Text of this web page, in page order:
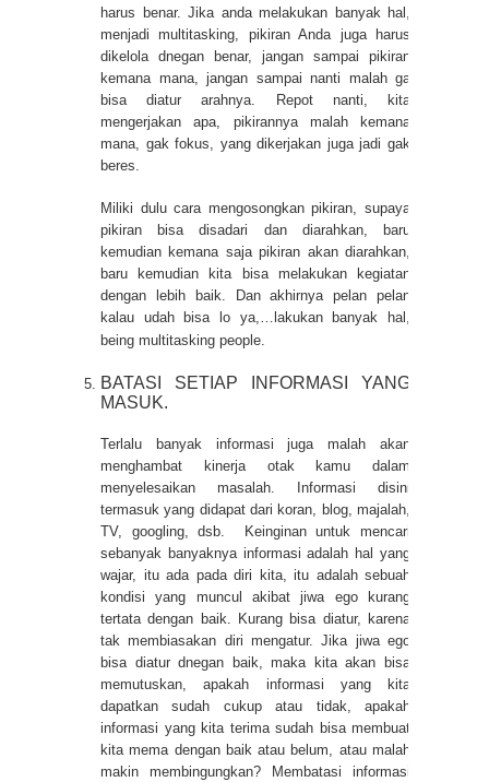
harus benar. Jika anda melakukan banyak hal,
menjadi multitasking, pikiran Anda juga harus
dikelola dnegan benar, jangan sampai pikiran
kemana mana, jangan sampai nanti malah ga
bisa diatur arahnya. Repot nanti, kita
mengerjakan apa, pikirannya malah kemana
mana, gak fokus, yang dikerjakan juga jadi gak
beres.
Miliki dulu cara mengosongkan pikiran, supaya
pikiran bisa disadari dan diarahkan, baru
kemudian kemana saja pikiran akan diarahkan,
baru kemudian kita bisa melakukan kegiatan
dengan lebih baik. Dan akhirnya pelan pelan
kalau udah bisa lo ya,…lakukan banyak hal,
being multitasking people.
BATASI SETIAP INFORMASI YANG
MASUK.
Terlalu banyak informasi juga malah akan
menghambat kinerja otak kamu dalam
menyelesaikan masalah. Informasi disini
termasuk yang didapat dari koran, blog, majalah,
TV, googling, dsb. Keinginan untuk mencari
sebanyak banyaknya informasi adalah hal yang
wajar, itu ada pada diri kita, itu adalah sebuah
kondisi yang muncul akibat jiwa ego kurang
tertata dengan baik. Kurang bisa diatur, karena
tak membiasakan diri mengatur. Jika jiwa ego
bisa diatur dnegan baik, maka kita akan bisa
memutuskan, apakah informasi yang kita
dapatkan sudah cukup atau tidak, apakah
informasi yang kita terima sudah bisa membuat
kita mema dengan baik atau belum, atau malah
makin membingungkan? Membatasi informasi